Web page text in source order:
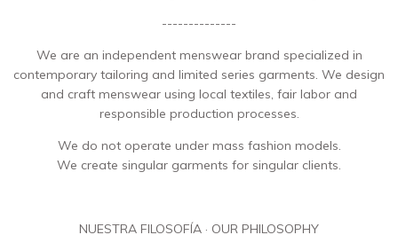
--------------
We are an independent menswear brand specialized in
contemporary tailoring and limited series garments. We design
and craft menswear using local textiles, fair labor and
responsible production processes.
We do not operate under mass fashion models.
We create singular garments for singular clients.
NUESTRA FILOSOFÍA · OUR PHILOSOPHY